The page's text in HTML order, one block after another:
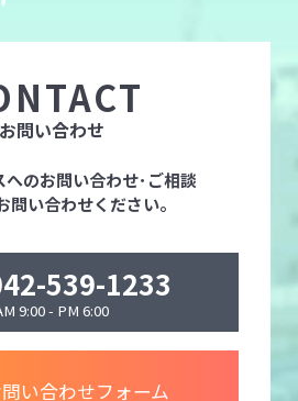
お問い合わせ
へのお問い合わせ･ご相談
問い合わせください。
539-1233
9:00 - PM 6:00
い合わせフォーム